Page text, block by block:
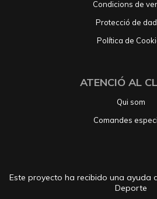
Condicions de
Protecció de
Política de
ATENCIÓ AL
Qui som
Comandes
Este proyecto ha recibido una ayuda
Deporte